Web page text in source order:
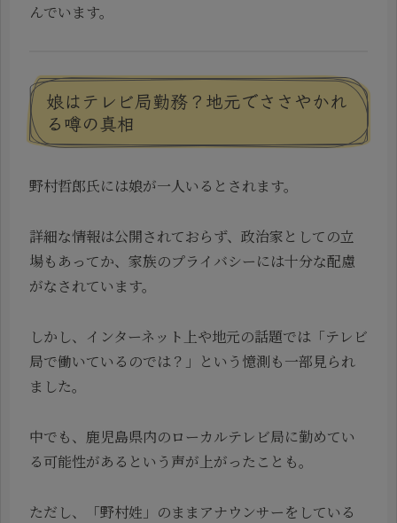
んでいます。
娘はテレビ局勤務？地元でささやかれ
る噂の真相
野村哲郎氏には娘が一人いるとされます。
詳細な情報は公開されておらず、政治家としての立
場もあってか、家族のプライバシーには十分な配慮
がなされています。
しかし、インターネット上や地元の話題では「テレビ
局で働いているのでは？」という憶測も一部見られ
ました。
中でも、鹿児島県内のローカルテレビ局に勤めてい
る可能性があるという声が上がったことも。
ただし、「野村姓」のままアナウンサーをしている